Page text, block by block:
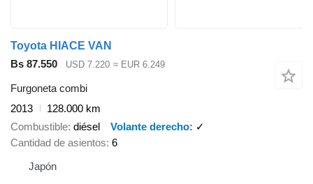
Toyota HIACE VAN
Bs 87.550
USD 7.220 ≈ EUR 6.249
Furgoneta combi
2013
128.000 km
Combustible diésel Volante derecho
✓
Cantidad de asientos 6
Japón